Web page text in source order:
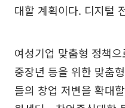
대할 계획이다. 디지털
여성기업 맞춤형 정책
중장년 등을 위한 맞춤
들의 창업 저변을 확대